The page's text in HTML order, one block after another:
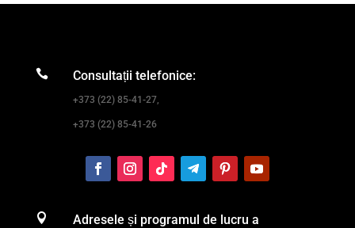
 Consultații telefonice:
+373 (22) 85-41-27,
+373 (22) 85-41-26

Adresele și programul de lucru a